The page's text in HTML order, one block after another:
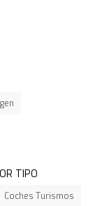
TIPO
Coches Turismos